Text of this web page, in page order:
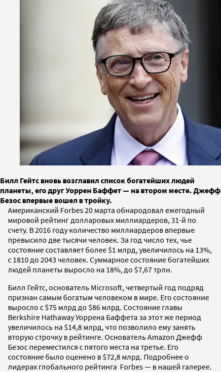
Билл Гейтс вновь возглавил список богатейших людей
планеты, его друг Уоррен Баффет — на втором месте. Джефф
Безос впервые вошел в тройку.
Американский Forbes 20 марта обнародовал ежегодный
мировой рейтинг долларовых миллиардеров, 31-й по
счету. В 2016 году количество миллиардеров впервые
превысило две тысячи человек. За год число тех, чье
состояние составляет более $1 млрд, увеличилось на 13%,
с 1810 до 2043 человек. Суммарное состояние богатейших
людей планеты выросло на 18%, до $7,67 трлн.
Билл Гейтс, основатель Microsoft, четвертый год подряд
признан самым богатым человеком в мире. Его состояние
выросло с $75 млрд до $86 млрд. Состояние главы
Berkshire Hathaway Уоррена Баффета за этот же период
увеличилось на $14,8 млрд, что позволило ему занять
вторую строчку в рейтинге. Основатель Amazon Джефф
Безос переместился с пятого места на третье. Его
состояние было оценено в $72,8 млрд. Подробнее о
лидерах глобального рейтинга Forbes — в нашей галерее.